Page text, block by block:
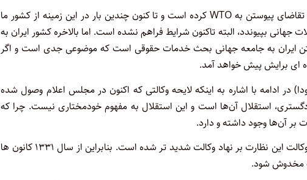
وی با اشاره به بین‌المللی شدن وکالت گفت: در حال حاضر ایران تقاضای پیوستن به WTO کرده است و تا کنون چندین بار در این زمینه از کشور ما
بپیوندد، البته تاکنون شرایط فراهم نشده است. اما بالاخره کشور ایران به
ایران به جامعه جهانی بحث خدمات حقوقی است که موضوعی جدی است و اگر
ای برایش پیش خواهد آمد.
در ادامه با اشاره به اینکه لایحه وکالتی که اکنون در مجلس اعلام وصول شده
استقلال آن‌ها است و این استقلال به مفهوم خودمختاری نیست. چرا که
بر آن‌ها وجود داشته و دارد.
وی یادآور شد: از سال ۱۳۷۶ با تصویب قانون کیفیت اخذ پرونده وکالت این نظارت بر نهاد وکالت شدید تر شده است. بنابراین از سال ۱۳۳۱ کانون ها
مخدوش شود.